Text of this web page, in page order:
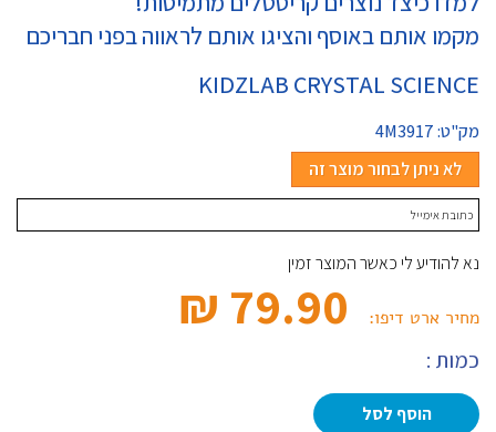
מקמו אותם באוסף והציגו אותם לראווה בפני חבריכם
KIDZLAB CRYSTAL SCIENCE
מק"ט:4M3917
לא ניתן לבחור מוצר זה
נא להודיע לי כאשר המוצר זמין
מחיר ארט דיפו: 79.90 ₪‎
כמות :
הוסף לסל